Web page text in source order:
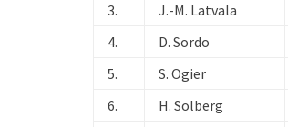
3.
J.-M. Latvala
4.
D. Sordo
5.
S. Ogier
6.
H. Solberg